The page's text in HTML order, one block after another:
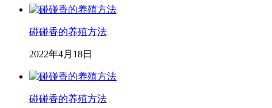
碰碰香的养殖方法
2022年4月18日
碰碰香的养殖方法